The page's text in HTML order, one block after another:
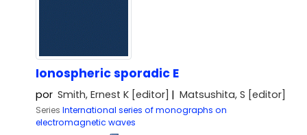
Ionospheric sporadic E
por Smith, Ernest K [editor] Matsushita, S [editor]
Series International series of monographs on
electromagnetic waves